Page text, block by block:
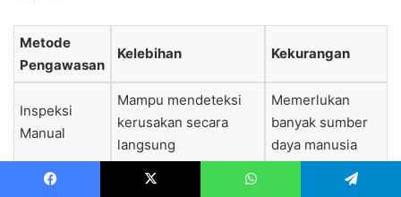
Metode
Pengawasan
Kelebihan Kekurangan
Inspeksi
Manual
Mampu mendeteksi
kerusakan secara
langsung
Memerlukan
banyak sumber
daya manusia
Sistem
Dapat mendeteksi
Memerlukan